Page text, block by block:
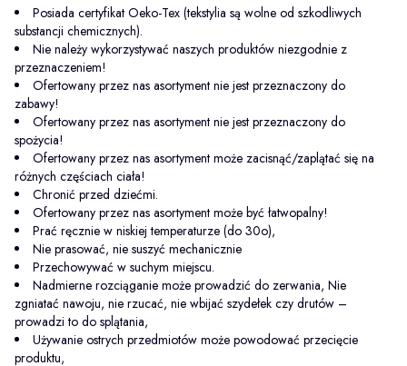
Posiada certyfikat Oeko-Tex (tekstylia są wolne od szkodliwych
substancji chemicznych).
Nie należy wykorzystywać naszych produktów niezgodnie z
przeznaczeniem!
Ofertowany przez nas asortyment nie jest przeznaczony do
zabawy!
Ofertowany przez nas asortyment nie jest przeznaczony do
spożycia!
Ofertowany przez nas asortyment może zacisnąć/zaplątać się na
różnych częściach ciała!
Chronić przed dziećmi.
Ofertowany przez nas asortyment może być łatwopalny!
Prać ręcznie w niskiej temperaturze (do 30o),
Nie prasować, nie suszyć mechanicznie
Przechowywać w suchym miejscu.
Nadmierne rozciąganie może prowadzić do zerwania, Nie
zgniatać nawoju, nie rzucać, nie wbijać szydełek czy drutów –
prowadzi to do splątania,
Używanie ostrych przedmiotów może powodować przecięcie
produktu,